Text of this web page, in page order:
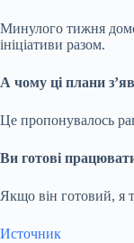
Минулого тижня
ініціативи разом.
А чому ці плани
Це пропонувалось
Ви готові
Якщо він готовий, я
Источник